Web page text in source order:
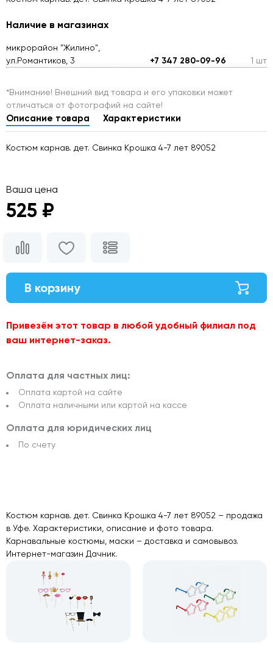
Наличие в магазинах
микрорайон "Жилино",
ул.Романтиков, 3
+7 347 280-09-96 1 шт
*Внимание! Внешний вид товара и его упаковки может
отличаться от фотографий на сайте!
Описание товара Характеристики
Костюм карнав. дет. Свинка Крошка 4-7 лет 89052
Ваша цена
525 ₽
В корзину
Привезём этот товар в любой удобный филиал под
ваш интернет-заказ.
Оплата для частных лиц:
Оплата картой на сайте
Оплата наличными или картой на кассе
Оплата для юридических лиц
По счету
Костюм карнав. дет. Свинка Крошка 4-7 лет 89052 – продажа
в Уфе. Характеристики, описание и фото товара.
Карнавальные костюмы, маски – доставка и самовывоз.
Интернет-магазин Дачник.